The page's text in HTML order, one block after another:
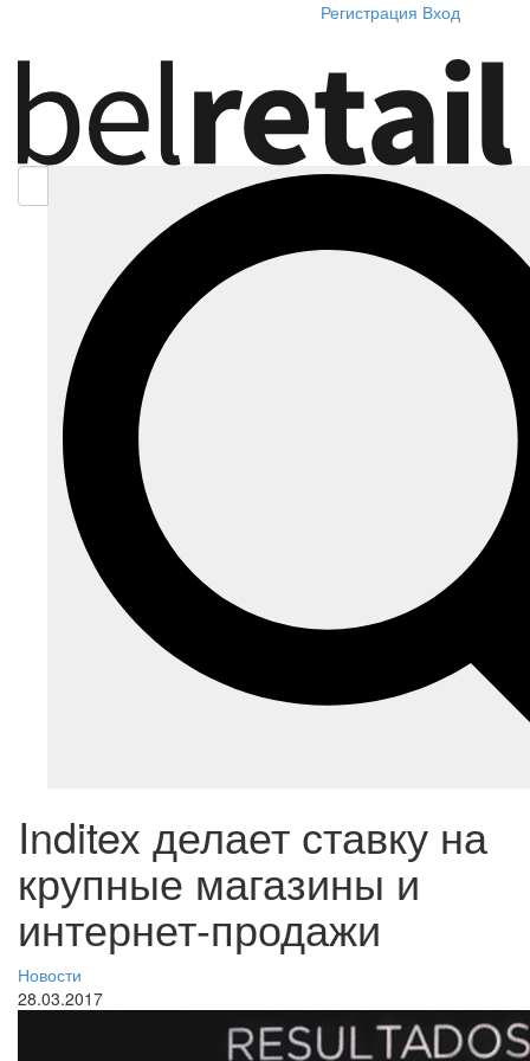
Регистрация Вход
Inditex делает ставку на
крупные магазины и
интернет-продажи
Новости
28.03.2017